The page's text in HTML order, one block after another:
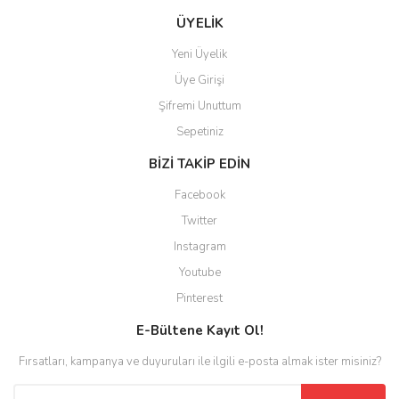
ÜYELİK
Yeni Üyelik
Üye Girişi
Şifremi Unuttum
Sepetiniz
BİZİ TAKİP EDİN
Facebook
Twitter
Instagram
Youtube
Pinterest
E-Bültene Kayıt Ol!
Fırsatları, kampanya ve duyuruları ile ilgili e-posta almak ister misiniz?